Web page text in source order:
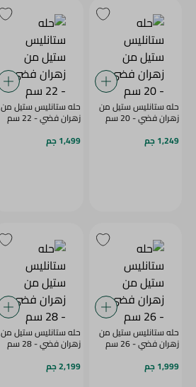
حله ستانليس ستيل من
زهران فضي - 20 سم
1,249 جم
حله ستانليس ستيل من
زهران فضي - 22 سم
1,499 جم
حله ستانليس ستيل من
زهران فضي - 26 سم
1,999 جم
حله ستانليس ستيل من
زهران فضي - 28 سم
2,199 جم